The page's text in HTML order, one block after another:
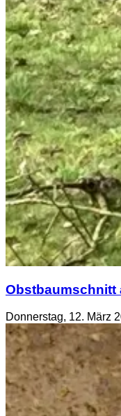
Obstbaumschnitt
Donnerstag, 12. März